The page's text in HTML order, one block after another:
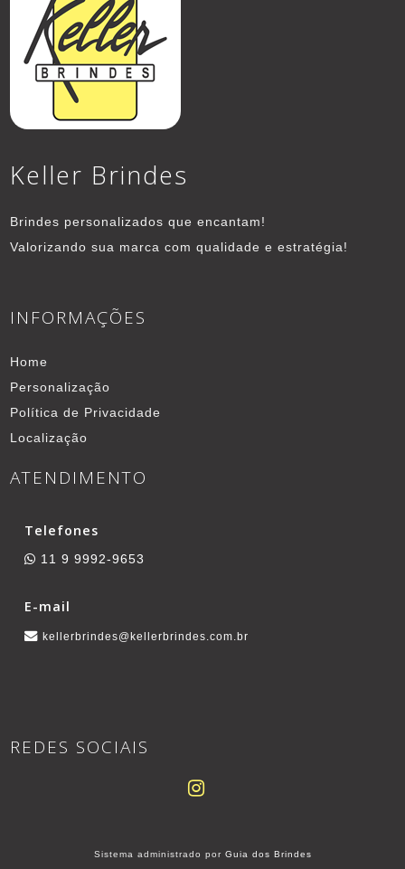
Keller Brindes
Brindes personalizados que encantam!
Valorizando sua marca com qualidade e estratégia!
INFORMAÇÕES
Home
Personalização
Política de Privacidade
Localização
ATENDIMENTO
Telefones
11 9 9992-9653
E-mail
kellerbrindes@kellerbrindes.com.br
REDES SOCIAIS
Sistema administrado por Guia dos Brindes